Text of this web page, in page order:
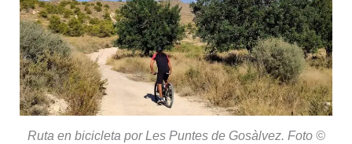
Ruta en bicicleta por Les Puntes de Gosàlvez. Foto ©